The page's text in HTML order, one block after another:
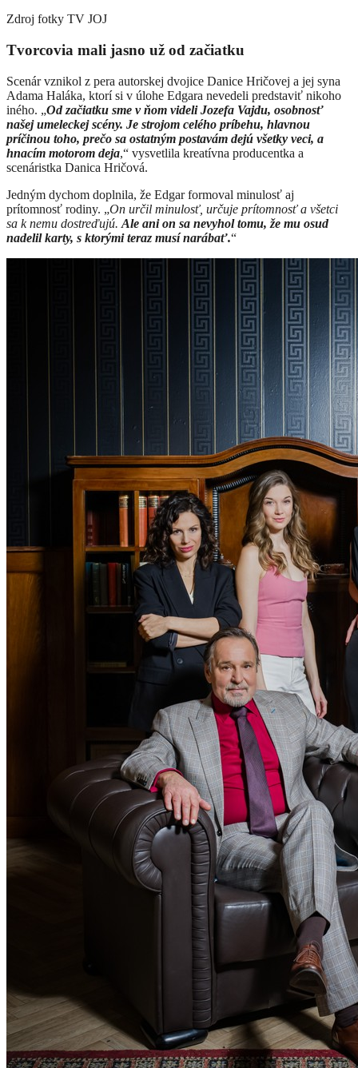
Zdroj fotky TV JOJ
Tvorcovia mali jasno už od začiatku
Scenár vznikol z pera autorskej dvojice Danice Hričovej a jej syna
Adama Haláka, ktorí si v úlohe Edgara nevedeli predstaviť nikoho
iného. „Od začiatku sme v ňom videli Jozefa Vajdu, osobnosť
našej umeleckej scény. Je strojom celého príbehu, hlavnou
príčinou toho, prečo sa ostatným postavám dejú všetky veci, a
hnacím motorom deja,“ vysvetlila kreatívna producentka a
scenáristka Danica Hričová.
Jedným dychom doplnila, že Edgar formoval minulosť aj
prítomnosť rodiny. „On určil minulosť, určuje prítomnosť a všetci
sa k nemu dostreďujú. Ale ani on sa nevyhol tomu, že mu osud
nadelil karty, s ktorými teraz musí narábať.“